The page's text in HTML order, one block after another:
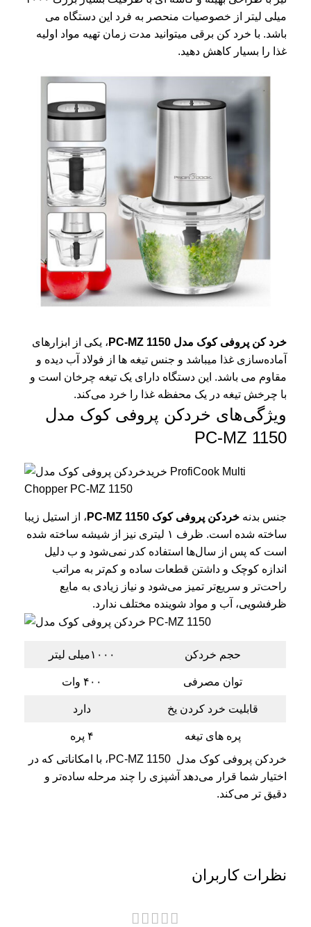
میلی لیتر از خصوصیات منحصر به فرد این دستگاه می
باشد. با خرد کن برقی میتوانید مدت زمان تهیه مواد اولیه
غذا را بسیار کاهش دهید.
خرد کن پروفی کوک مدل PC-MZ 1150
، یکی از ابزارهای
آماده‌سازی غذا میباشد و جنس تیغه ها از فولاد آب دیده و
مقاوم می باشد. این دستگاه دارای یک تیغه چرخان است و
با چرخش تیغه در یک محفظه غذا را خرد می‌کند.
ویژگی‌های خردکن پروفی کوک مدل
PC-MZ 1150
جنس بدنه خردکن پروفی کوک PC-MZ 1150
، از استیل زیبا
ساخته شده است. ظرف ۱ لیتری نیز از شیشه ساخته شده
است که پس از سال‌ها استفاده کدر نمی‌شود و ب دلیل
اندازه کوچک و داشتن قطعات ساده‌ و کم‌تر به مراتب
راحت‌تر و سریع‌تر تمیز می‌شود و نیاز زیادی به مایع
ظرفشویی، آب و مواد شوینده مختلف ندارد.
حجم خردکن ۱۰۰۰میلی لیتر
توان مصرفی ۴۰۰ وات
قابلیت خرد کردن یخ دارد
پره های تیغه
۴ پره
خردکن پروفی کوک مدل PC-MZ 1150، با امکاناتی که در
اختیار شما قرار می‌دهد آشپزی را چند مرحله ساده‌تر و
دقیق تر می‌کند.
نظرات کاربران